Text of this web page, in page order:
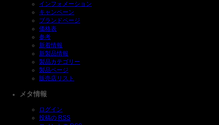
インフォメーション
キャンペーン
ブランドページ
価格表
参考
新着情報
新製品情報
製品カテゴリー
製品ページ
販売店リスト
メタ情報
ログイン
投稿の RSS